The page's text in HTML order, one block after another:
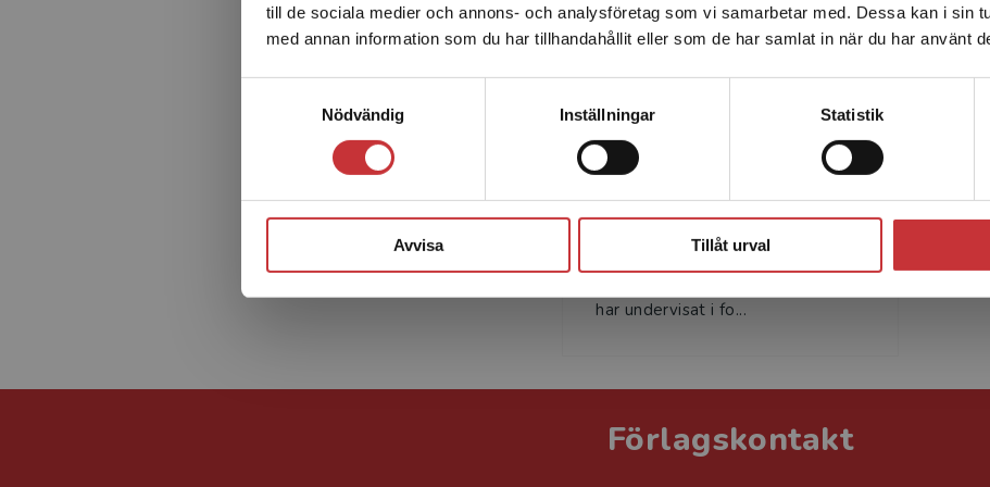
till de sociala medier och annons- och analysföretag som vi samarbetar med. Dessa kan i sin
med annan information som du har tillhandahållit eller som de har samlat in när du har använt
Nödvändig
Inställningar Statistik
Avvisa Tillåt urval
Sverige. För att kunna slutföra ett köp måste
leveransadressen vara i Sverige.Läs mer
Jakob Heidbrink är docent och
lektor i civilrätt vid Göteborgs
universitet. Han är specialiserad
har undervisat i fo...
Förlagskontakt